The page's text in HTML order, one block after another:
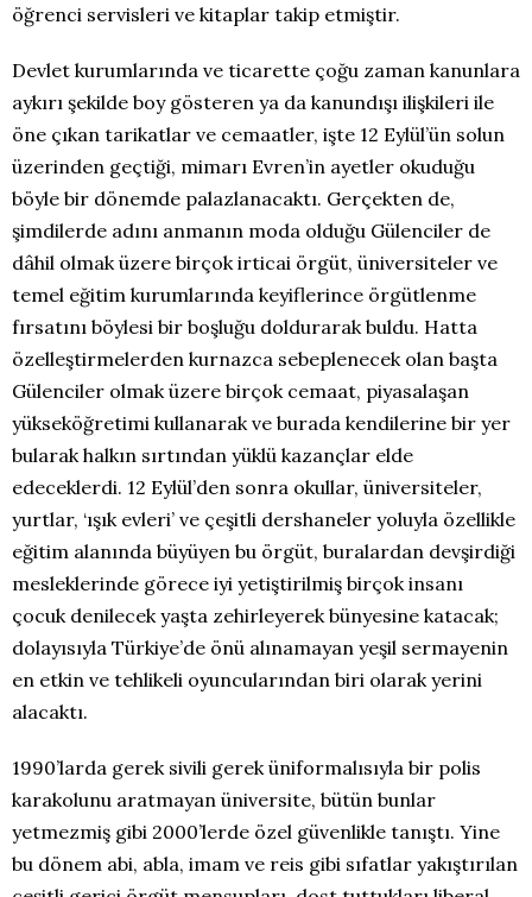
öğrenci servisleri ve kitaplar takip etmiştir.
Devlet kurumlarında ve ticarette çoğu zaman kanunlara
aykırı şekilde boy gösteren ya da kanundışı ilişkileri ile
öne çıkan tarikatlar ve cemaatler, işte 12 Eylül’ün solun
üzerinden geçtiği, mimarı Evren’in ayetler okuduğu
böyle bir dönemde palazlanacaktı. Gerçekten de,
şimdilerde adını anmanın moda olduğu Gülenciler de
dâhil olmak üzere birçok irticai örgüt, üniversiteler ve
temel eğitim kurumlarında keyiflerince örgütlenme
fırsatını böylesi bir boşluğu doldurarak buldu. Hatta
özelleştirmelerden kurnazca sebeplenecek olan başta
Gülenciler olmak üzere birçok cemaat, piyasalaşan
yükseköğretimi kullanarak ve burada kendilerine bir yer
bularak halkın sırtından yüklü kazançlar elde
edeceklerdi. 12 Eylül’den sonra okullar, üniversiteler,
yurtlar, ‘ışık evleri’ ve çeşitli dershaneler yoluyla özellikle
eğitim alanında büyüyen bu örgüt, buralardan devşirdiği
mesleklerinde görece iyi yetiştirilmiş birçok insanı
çocuk denilecek yaşta zehirleyerek bünyesine katacak;
dolayısıyla Türkiye’de önü alınamayan yeşil sermayenin
en etkin ve tehlikeli oyuncularından biri olarak yerini
alacaktı.
1990’larda gerek sivili gerek üniformalısıyla bir polis
karakolunu aratmayan üniversite, bütün bunlar
yetmezmiş gibi 2000’lerde özel güvenlikle tanıştı. Yine
bu dönem abi, abla, imam ve reis gibi sıfatlar yakıştırılan